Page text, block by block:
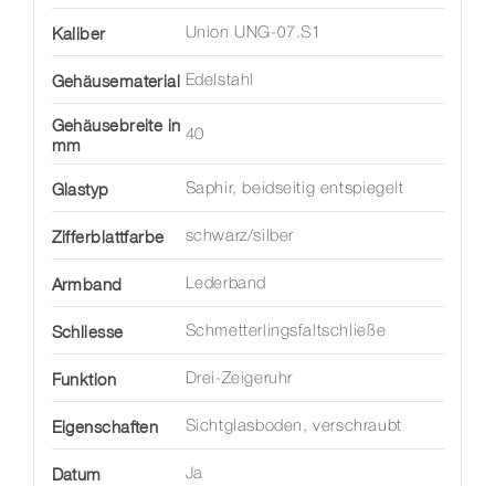
Kaliber Union UNG-07.S1
Gehäusematerial Edelstahl
Gehäusebreite in
mm
40
Glastyp Saphir, beidseitig entspiegelt
Zifferblattfarbe schwarz/silber
Armband Lederband
Schliesse Schmetterlingsfaltschließe
Funktion Drei-Zeigeruhr
Eigenschaften Sichtglasboden, verschraubt
Datum Ja